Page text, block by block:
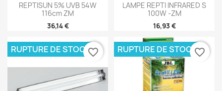
REPTISUN 5% UVB 54W
116cm ZM
36,14 €
LAMPE REPTI INFRARED S
100W -ZM
16,93 €
RUPTURE DE STOCKfavorite_border RUPTURE DE STOCKfavorite_border